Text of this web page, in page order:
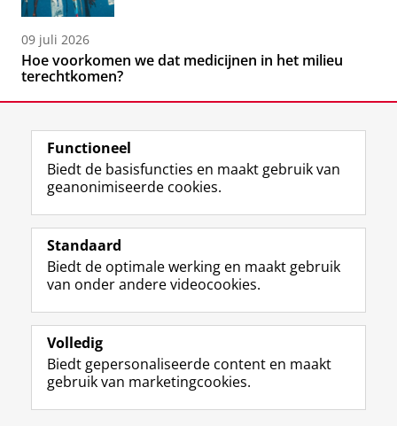
09 juli 2026
Hoe voorkomen we dat medicijnen in het milieu
terechtkomen?
Volg de RUG
F
a
e
b
o
p
a
i
L
i
k
e
I
-
p
g
R
S
-
f
e
R
k
I
n
t
r
m
c
Y
o
T
e
k
a
Studiekiezers
Alumni
Over ons
Functioneel
Biedt de basisfuncties en maakt gebruik van
geanonimiseerde cookies.
Standaard
Biedt de optimale werking en maakt gebruik
van onder andere videocookies.
Volledig
Biedt gepersonaliseerde content en maakt
gebruik van marketingcookies.